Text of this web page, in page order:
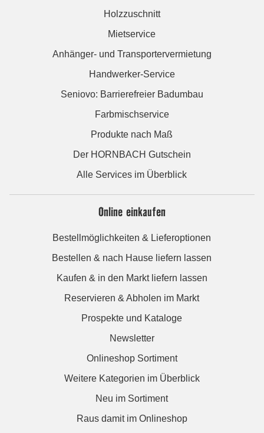
Holzzuschnitt
Mietservice
Anhänger- und Transportervermietung
Handwerker-Service
Seniovo: Barrierefreier Badumbau
Farbmischservice
Produkte nach Maß
Der HORNBACH Gutschein
Alle Services im Überblick
Online einkaufen
Bestellmöglichkeiten & Lieferoptionen
Bestellen & nach Hause liefern lassen
Kaufen & in den Markt liefern lassen
Reservieren & Abholen im Markt
Prospekte und Kataloge
Newsletter
Onlineshop Sortiment
Weitere Kategorien im Überblick
Neu im Sortiment
Raus damit im Onlineshop